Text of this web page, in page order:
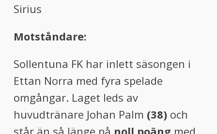
Sirius
Motståndare:
Sollentuna FK har inlett säsongen i
Ettan Norra med fyra spelade
omgångar. Laget leds av
huvudtränare Johan Palm (38) och